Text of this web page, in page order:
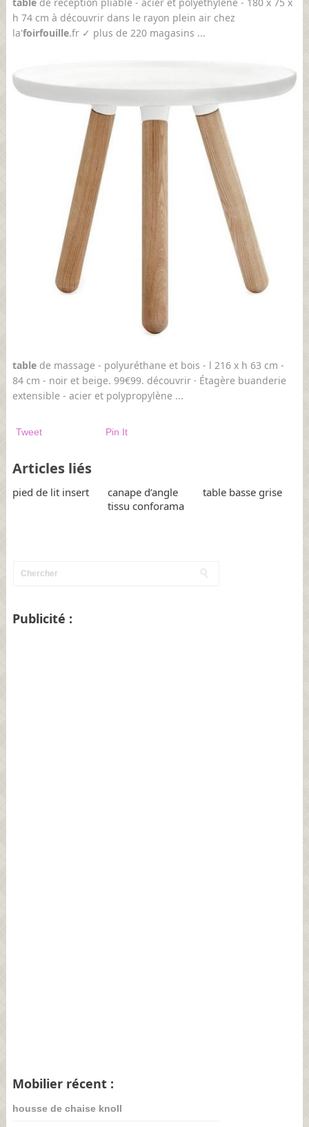
h 74 cm à découvrir dans le rayon plein air chez
la'foirfouille.fr ✓ plus de 220 magasins ...
tablede massage - polyuréthane et bois - l 216 x h 63 cm -
84 cm - noir et beige. 99€99. découvrir · Étagère buanderie
extensible - acier et polypropylène ...
Tweet Pin It
Articles liés
pied de lit insert
canape d’angle
tissu conforama
table basse grise
Publicité :
Mobilier récent :
housse de chaise knoll